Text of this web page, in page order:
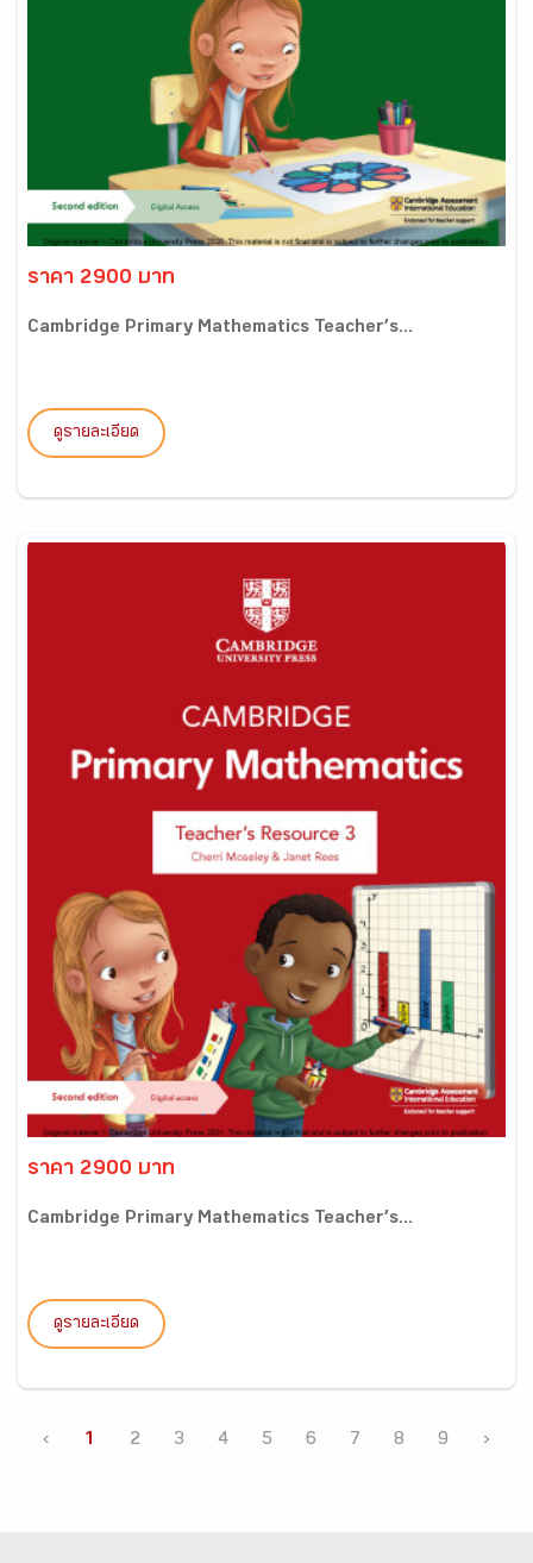
ราคา 2900 บาท
Cambridge Primary Mathematics Teacher’s...
ดูรายละเอียด
ราคา 2900 บาท
Cambridge Primary Mathematics Teacher’s...
ดูรายละเอียด
‹ 1 2 3 4 5 6 7 8 9 ›